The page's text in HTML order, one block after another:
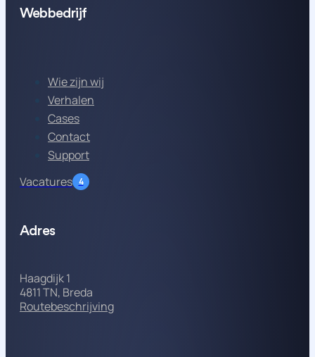
Webbedrijf
Wie zijn wij
Verhalen
Cases
Contact
Support
Vacatures 4
Adres
Haagdijk 1
4811 TN, Breda
Routebeschrijving